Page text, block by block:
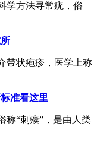
学方法寻常疣，俗
带状疱疹，医学上称
准看这里
称“刺瘊”，是由人类